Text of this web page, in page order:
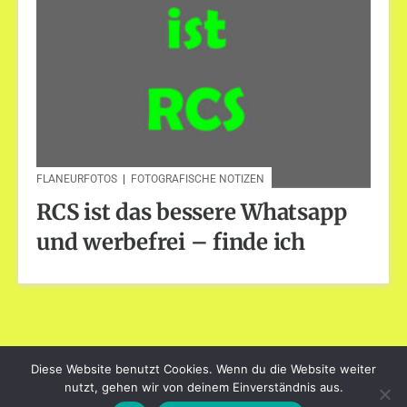
FLANEURFOTOS FOTOGRAFISCHE NOTIZEN
RCS ist das bessere Whatsapp
und werbefrei – finde ich
dayart.de
Stolz präsentiert von WordPress|Theme: Loose von
Diese Website benutzt Cookies. Wenn du die Website weiter
nutzt, gehen wir von deinem Einverständnis aus.